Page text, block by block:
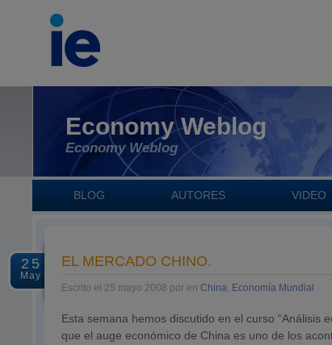
Economy Weblog
Economy Weblog
BLOG AUTORES VIDEO
25
May
EL MERCADO CHINO.
Escrito el 25 mayo 2008 por enChina, Economía Mundial
Esta semana hemos discutido en el curso “Análisis
que el auge económico de China es uno de los